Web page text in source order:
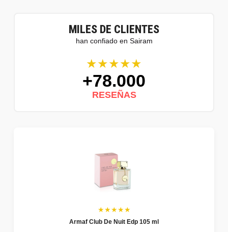
MILES DE CLIENTES
han confiado en Sairam
★★★★★
+78.000
RESEÑAS
★★★★★
Armaf Club De Nuit Edp 105 ml